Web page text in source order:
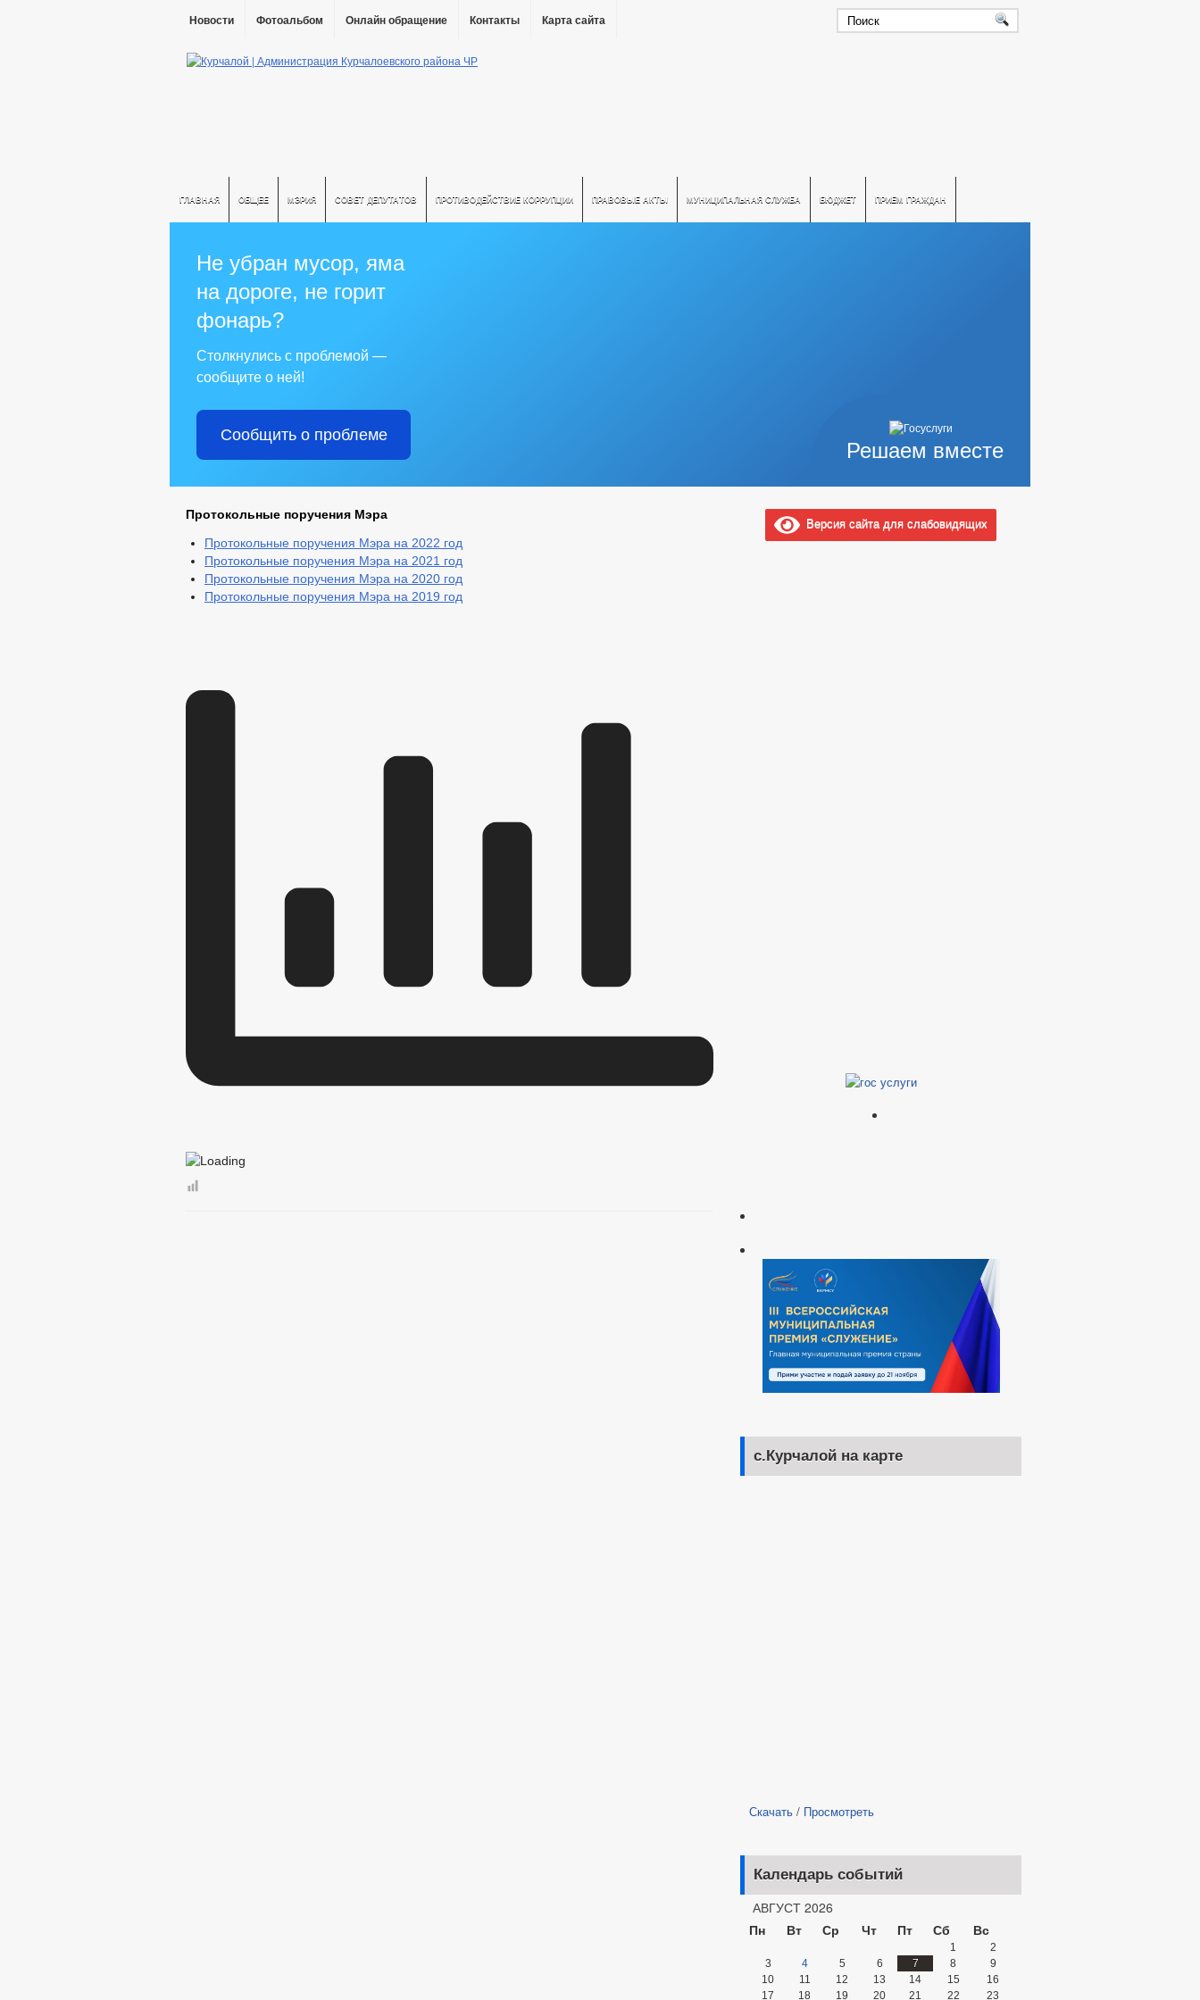
Новости Фотоальбом Онлайн обращение Контакты Карта сайта
ГЛАВНАЯ ОБЩЕЕ МЭРИЯ СОВЕТ ДЕПУТАТОВ ПРОТИВОДЕЙСТВИЕ КОРРУПЦИИ ПРАВОВЫЕ АКТЫ МУНИЦИПАЛЬНАЯ СЛУЖБА БЮДЖЕТ ПРИЕМ ГРАЖДАН
Решаем вместе
Не убран мусор, яма
на дороге, не горит
фонарь?
Столкнулись с проблемой —
сообщите о ней!
Сообщить о проблеме
Протокольные поручения Мэра
Протокольные поручения Мэра на 2022 год
Протокольные поручения Мэра на 2021 год
Протокольные поручения Мэра на 2020 год
Протокольные поручения Мэра на 2019 год
Версия сайта для слабовидящих
с.Курчалой на карте
Скачать / Просмотреть
Календарь событий
АВГУСТ 2026
Пн
Вт Ср Чт Пт Сб Вс
1
2
3
4 5 6 7 8
9
10
11 12 13 14 15
16
17
18 19 20 21 22 23